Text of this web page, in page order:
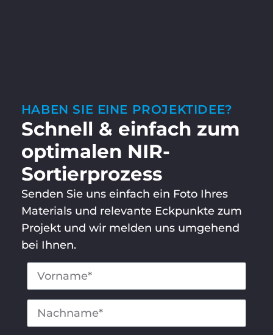
HABEN SIE EINE PROJEKTIDEE?
Schnell & einfach zum
optimalen NIR-
Sortierprozess
Senden Sie uns einfach ein Foto Ihres
Materials und relevante Eckpunkte zum
Projekt und wir melden uns umgehend
bei Ihnen.